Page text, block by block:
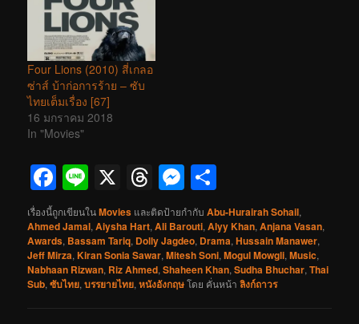
Four Lions (2010) สี่เกลอ
ซ่าส์ บ้าก่อการร้าย – ซับ
ไทยเต็มเรื่อง [67]
16 มกราคม 2018
In "Movies"
Facebook
Line
X Threads
Messenger
เรื่องนี้ถูกเขียนในMovies และติดป้ายกำกับAbu-Hurairah Sohail,
Ahmed Jamal,Aiysha Hart,Ali Barouti,Alyy Khan,Anjana Vasan,
Awards, Bassam Tariq, Dolly Jagdeo, Drama,Hussain Manawer,
Jeff Mirza,Kiran Sonia Sawar,Mitesh Soni,Mogul Mowgli,Music,
Nabhaan Rizwan, Riz Ahmed,Shaheen Khan,Sudha Bhuchar,Thai
Sub,ซับไทย,บรรยายไทย,หนังอังกฤษโดย คั่นหน้าลิงก์ถาวร